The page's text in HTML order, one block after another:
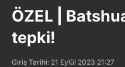
ÖZEL |
tepki!
Giriş Tarihi: 21 Eylül 2023 21:27